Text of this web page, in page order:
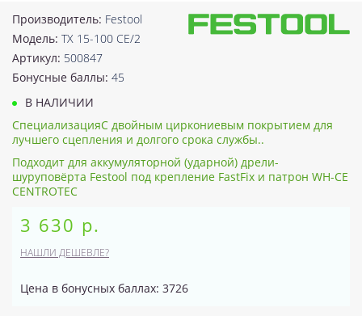
Производитель: Festool
Модель: TX 15-100 CE/2
Артикул: 500847
Бонусные баллы: 45
В НАЛИЧИИ
СпециализацияС двойным циркониевым покрытием для
лучшего сцепления и долгого срока службы..
Подходит для аккумуляторной (ударной) дрели-
шуруповёрта Festool под крепление FastFix и патрон WH-CE
CENTROTEC
3 630 р.
НАШЛИ ДЕШЕВЛЕ?
Цена в бонусных баллах: 3726